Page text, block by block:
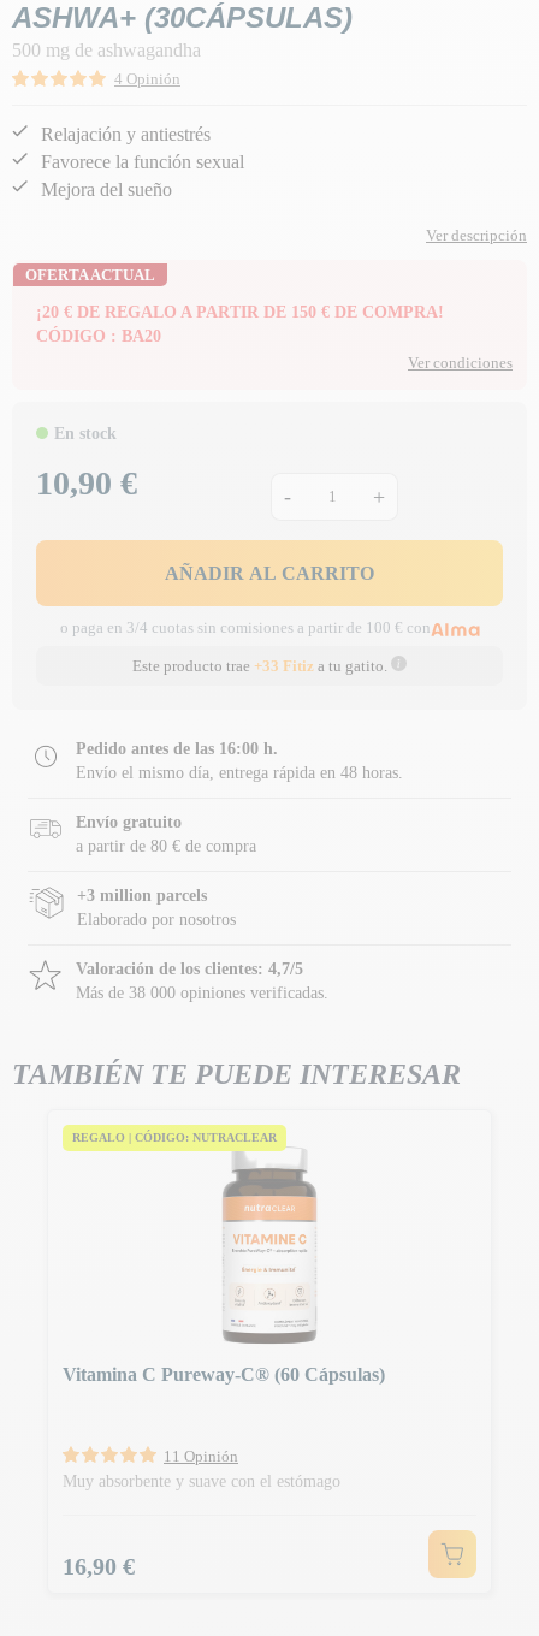
ASHWA+ (30CÁPSULAS)
500 mg de ashwagandha
4 Opinión
Relajación y antiestrés
Favorece la función sexual
Mejora del sueño
Ver descripción
OFERTA ACTUAL
¡20 € DE REGALO A PARTIR DE 150 € DE COMPRA!
CÓDIGO : BA20
Ver condiciones
En stock
Precio
10,90 € - +
AÑADIR AL CARRITO
o paga en 3/4 cuotas sin comisiones a partir de 100 € con
Este producto trae +33 Fitiz a tu gatito.
Pedido antes de las 16:00 h.
Envío el mismo día, entrega rápida en 48 horas.
Envío gratuito
a partir de 80 € de compra
+3 million parcels
Elaborado por nosotros
Valoración de los clientes: 4,7/5
Más de 38 000 opiniones verificadas.
TAMBIÉN TE PUEDE INTERESAR
REGALO | CÓDIGO: NUTRACLEAR
Vitamina C Pureway-C® (60 Cápsulas)
11 Opinión
Muy absorbente y suave con el estómago
Precio
16,90 €